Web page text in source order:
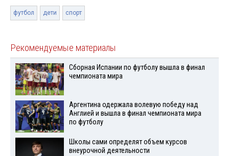
футбол дети спорт
Рекомендуемые материалы
Сборная Испании по футболу вышла в финал
чемпионата мира
Аргентина одержала волевую победу над
Англией и вышла в финал чемпионата мира
по футболу
Школы сами определят объем курсов
внеурочной деятельности